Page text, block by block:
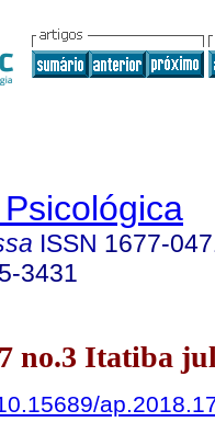
ISSN 1677-
3431
no.3 Itatiba